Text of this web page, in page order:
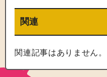
関連
関連記事はありません。